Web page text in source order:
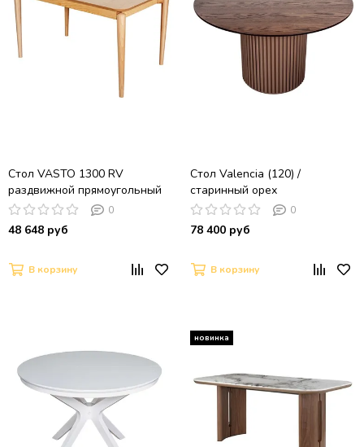
Стол VASTO 1300 RV
раздвижной прямоугольный
со столешницей из шпона
(бук натуральный)
0
48 648 руб
В корзину
Стол Valencia (120) /
старинный орех
0
78 400 руб
В корзину